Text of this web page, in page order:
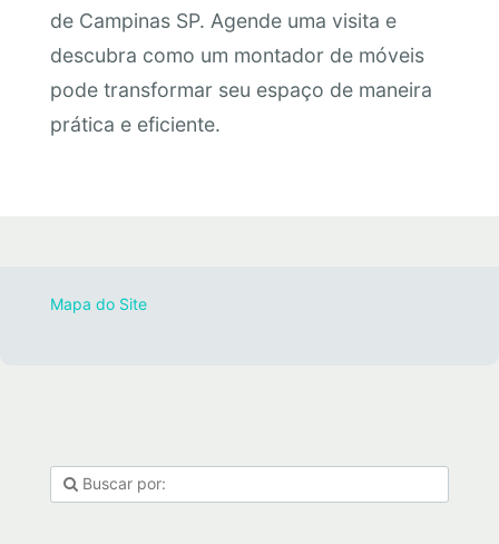
de Campinas SP. Agende uma visita e
descubra como um montador de móveis
pode transformar seu espaço de maneira
prática e eficiente.
Mapa do Site